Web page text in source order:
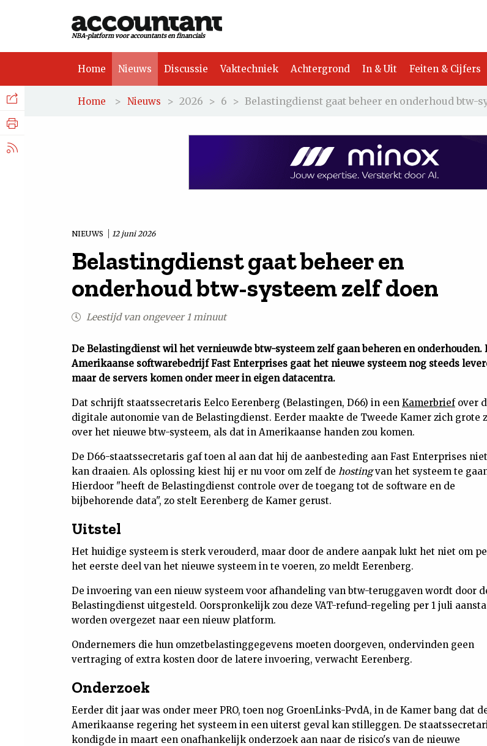
NBA-platform voor accountants en financials
Home Nieuws Discussie Vaktechniek Achtergrond In & Uit Feiten & Cijfers
Home > Nieuws > 2026 > 6 > Belastingdienst gaat beheer en onderhoud btw-
NIEUWS 12 juni 2026
Belastingdienst gaat beheer en
onderhoud btw-systeem zelf doen
Leestijd van ongeveer 1 minuut
De Belastingdienst wil het vernieuwde btw-systeem zelf gaan beheren en onderhouden.
Amerikaanse softwarebedrijf Fast Enterprises gaat het nieuwe systeem nog steeds
maar de servers komen onder meer in eigen datacentra.
Dat schrijft staatssecretaris Eelco Eerenberg (Belastingen, D66) in een Kamerbriefover
digitale autonomie van de Belastingdienst. Eerder maakte de Tweede Kamer zich grote
over het nieuwe btw-systeem, als dat in Amerikaanse handen zou komen.
De D66-staatssecretaris gaf toen al aan dat hij de aanbesteding aan Fast Enterprises
kan draaien. Als oplossing kiest hij er nu voor om zelf de hostingvan het systeem te
Hierdoor "heeft de Belastingdienst controle over de toegang tot de software en de
bijbehorende data", zo stelt Eerenberg de Kamer gerust.
Uitstel
Het huidige systeem is sterk verouderd, maar door de andere aanpak lukt het niet om
het eerste deel van het nieuwe systeem in te voeren, zo meldt Eerenberg.
De invoering van een nieuw systeem voor afhandeling van btw-teruggaven wordt door
Belastingdienst uitgesteld. Oorspronkelijk zou deze VAT-refund-regeling per 1 juli
worden overgezet naar een nieuw platform.
Ondernemers die hun omzetbelastinggegevens moeten doorgeven, ondervinden geen
vertraging of extra kosten door de latere invoering, verwacht Eerenberg.
Onderzoek
Eerder dit jaar was onder meer PRO, toen nog GroenLinks-PvdA, in de Kamer bang dat
Amerikaanse regering het systeem in een uiterst geval kan stilleggen. De
kondigde in maart een onafhankelijk onderzoek aan naar de risico's van de nieuwe
Facebook
Nieuws